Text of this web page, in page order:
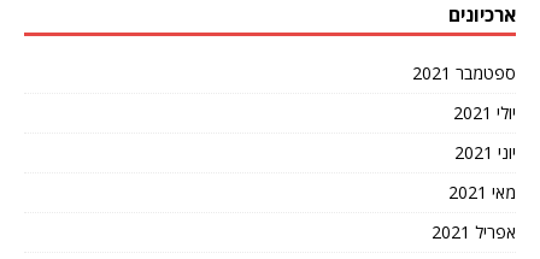
ארכיונים
ספטמבר 2021
יולי 2021
יוני 2021
מאי 2021
אפריל 2021